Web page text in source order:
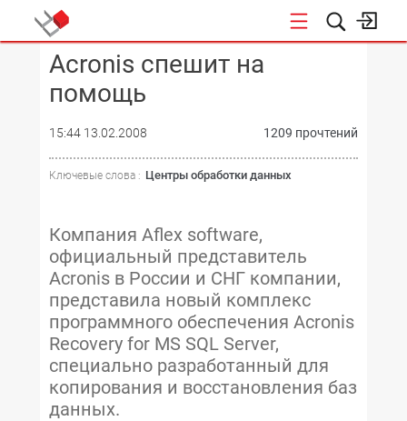
КОНФЕРЕНЦИИ
Acronis спешит на
помощь
15:44 13.02.2008 1209 прочтений
Ключевые слова : Центры обработки данных
Компания Aflex software,
официальный представитель
Acronis в России и СНГ компании,
представила новый комплекс
программного обеспечения Acronis
Recovery for MS SQL Server,
специально разработанный для
копирования и восстановления баз
данных.